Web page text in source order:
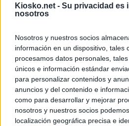
Kiosko.net - Su privacidad es
nosotros
Nosotros y nuestros socios
información en un dispositivo, tales
procesamos datos personales,
únicos e información estándar
para personalizar contenidos y
anuncios y del contenido e
como para desarrollar y mejorar
nosotros y nuestros socios
localización geográfica precisa e